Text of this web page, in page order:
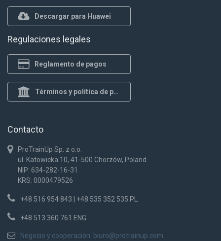
Descargar para Huawei
Regulaciones legales
Reglamento de pagos
Términos y política de privacidad
Contacto
ProTrainUp Sp. z o.o.
ul. Katowicka 10, 41-500 Chorzów, Poland
NIP: 634-282-16-31
KRS: 0000479526
+48 516 954 843 | +48 535 352 535 PL
+48 513 360 761 ENG
Negocio y cooperación: biuro@protrainup.com